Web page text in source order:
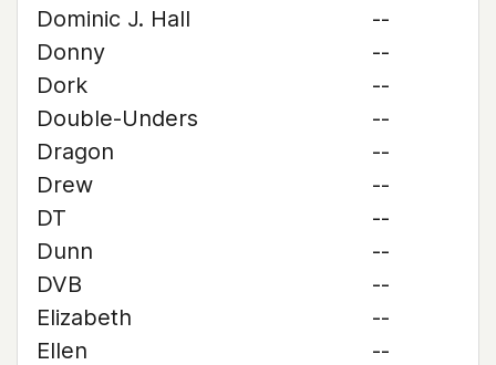
Dominic J. Hall
--
Donny
--
Dork
--
Double-Unders
--
Dragon
--
Drew
--
DT
--
Dunn
--
DVB
--
Elizabeth
--
Ellen
--